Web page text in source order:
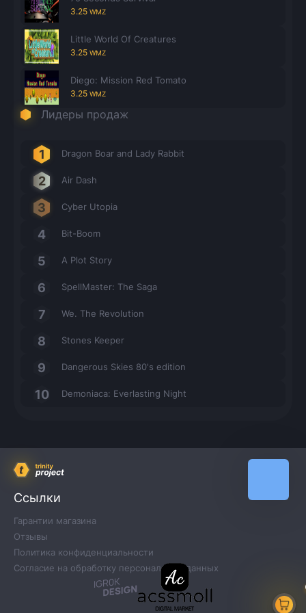
3.25 WMZ
Little World Of Creatures
3.25 WMZ
Diego: Mission Red Tomato
3.25 WMZ
Лидеры продаж
Dragon Boar and Lady Rabbit
Air Dash
Cyber Utopia
Bit-Boom
A Plot Story
SpellMaster: The Saga
We. The Revolution
Stones Keeper
Dangerous Skies 80's edition
Demoniaca: Everlasting Night
Ссылки
Гарантии магазина
Отзывы
Политика конфиденциальности
Согласие на обработку персональных данных